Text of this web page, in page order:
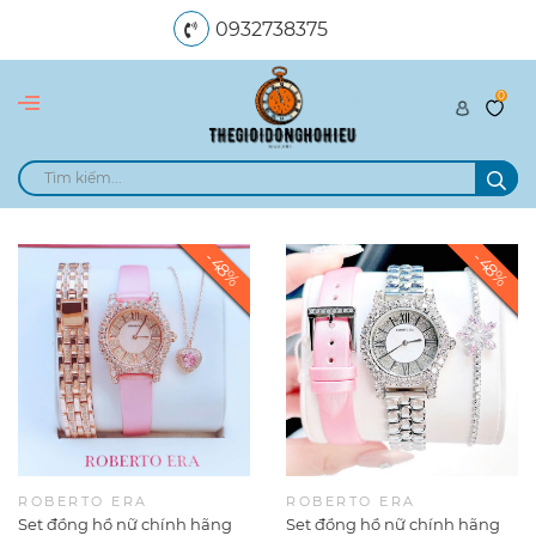
0932738375
dangngocle89@gmail.com
0
ROBERTO ERA
Set đồng hồ nữ chính hãng
ROBERTO ERA
Set đồng hồ nữ chính hãng